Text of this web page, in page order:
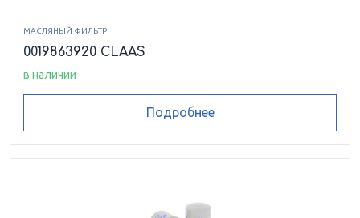
МАСЛЯНЫЙ ФИЛЬТР
0019863920 CLAAS
в наличии
Подробнее